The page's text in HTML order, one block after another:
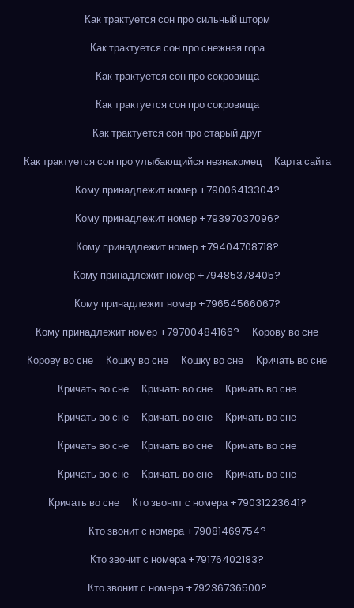
Как трактуется сон про сильный шторм
Как трактуется сон про снежная гора
Как трактуется сон про сокровища
Как трактуется сон про сокровища
Как трактуется сон про старый друг
Как трактуется сон про улыбающийся незнакомец
Карта сайта
Кому принадлежит номер +79006413304?
Кому принадлежит номер +79397037096?
Кому принадлежит номер +79404708718?
Кому принадлежит номер +79485378405?
Кому принадлежит номер +79654566067?
Кому принадлежит номер +79700484166?
Корову во сне
Корову во сне
Кошку во сне Кошку во сне
Кричать во сне
Кричать во сне
Кричать во сне
Кричать во сне
Кричать во сне
Кричать во сне
Кричать во сне
Кричать во сне
Кричать во сне
Кричать во сне
Кричать во сне
Кричать во сне
Кричать во сне
Кричать во сне
Кто звонит с номера +79031223641?
Кто звонит с номера +79081469754?
Кто звонит с номера +79176402183?
Кто звонит с номера +79236736500?